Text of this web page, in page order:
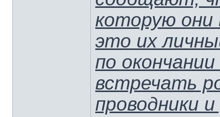
которую
это их
по
встречать
проводники